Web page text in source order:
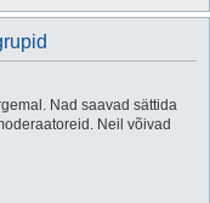
Nad saavad sättida
Neil võivad